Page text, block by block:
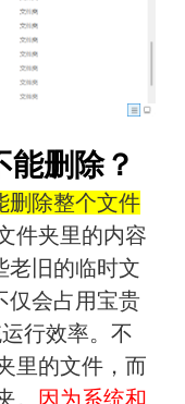
能删除？
删除整个文件
件夹里的内容
老旧的临时文
仅会占用宝贵
行效率。不
里的文件，而
。
因为系统和